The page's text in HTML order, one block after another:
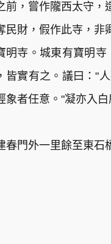
前，嘗作隴西太守，
民財，假作此寺，非
明寺。城東有寶明
皆實有之。議曰："
象者任意。"凝亦入
春門外一里餘至東石